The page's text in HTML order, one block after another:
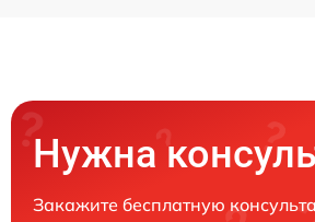
Нужна
Закажите бесплатную